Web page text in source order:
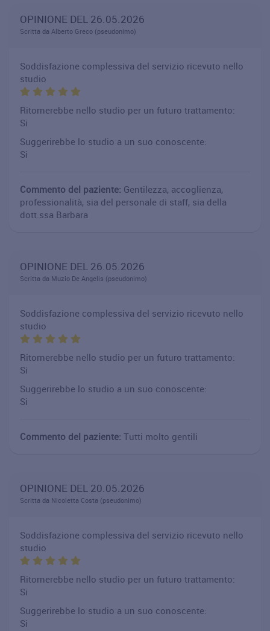
OPINIONE DEL 26.05.2026
Scritta da Alberto Greco (pseudonimo)
Soddisfazione complessiva del servizio ricevuto nello
studio
Ritornerebbe nello studio per un futuro trattamento:
Si
Suggerirebbe lo studio a un suo conoscente:
Si
Commento del paziente: Gentilezza, accoglienza,
professionalità, sia del personale di staff, sia della
dott.ssa Barbara
OPINIONE DEL 26.05.2026
Scritta da Muzio De Angelis (pseudonimo)
Soddisfazione complessiva del servizio ricevuto nello
studio
Ritornerebbe nello studio per un futuro trattamento:
Si
Suggerirebbe lo studio a un suo conoscente:
Si
Commento del paziente: Tutti molto gentili
OPINIONE DEL 20.05.2026
Scritta da Nicoletta Costa (pseudonimo)
Soddisfazione complessiva del servizio ricevuto nello
studio
Ritornerebbe nello studio per un futuro trattamento:
Si
Suggerirebbe lo studio a un suo conoscente:
Si